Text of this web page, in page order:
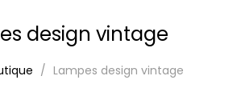
design vintage
Lampes design vintage